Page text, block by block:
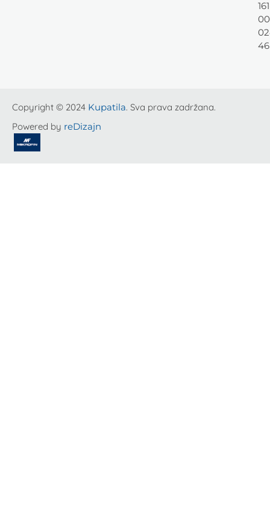
46
Copyright © 2024 Kupatila. Sva prava zadržana.
Powered by reDizajn